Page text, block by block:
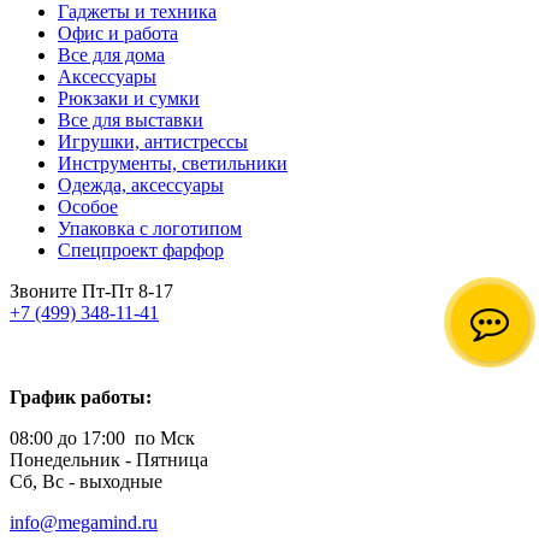
Гаджеты и техника
Офис и работа
Все для дома
Аксессуары
Рюкзаки и сумки
Все для выставки
Игрушки, антистрессы
Инструменты, светильники
Одежда, аксессуары
Особое
Упаковка с логотипом
Спецпроект фарфор
Звоните Пт-Пт 8-17
+7 (499) 348-11-41
График работы:
08:00 до 17:00 по Мск
Понедельник - Пятница
Сб, Вс - выходные
info@megamind.ru